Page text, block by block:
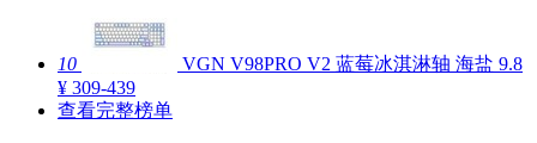
10 VGN V98PRO V2 蓝莓冰淇淋轴 海盐 9.8
¥ 309-439
查看完整榜单